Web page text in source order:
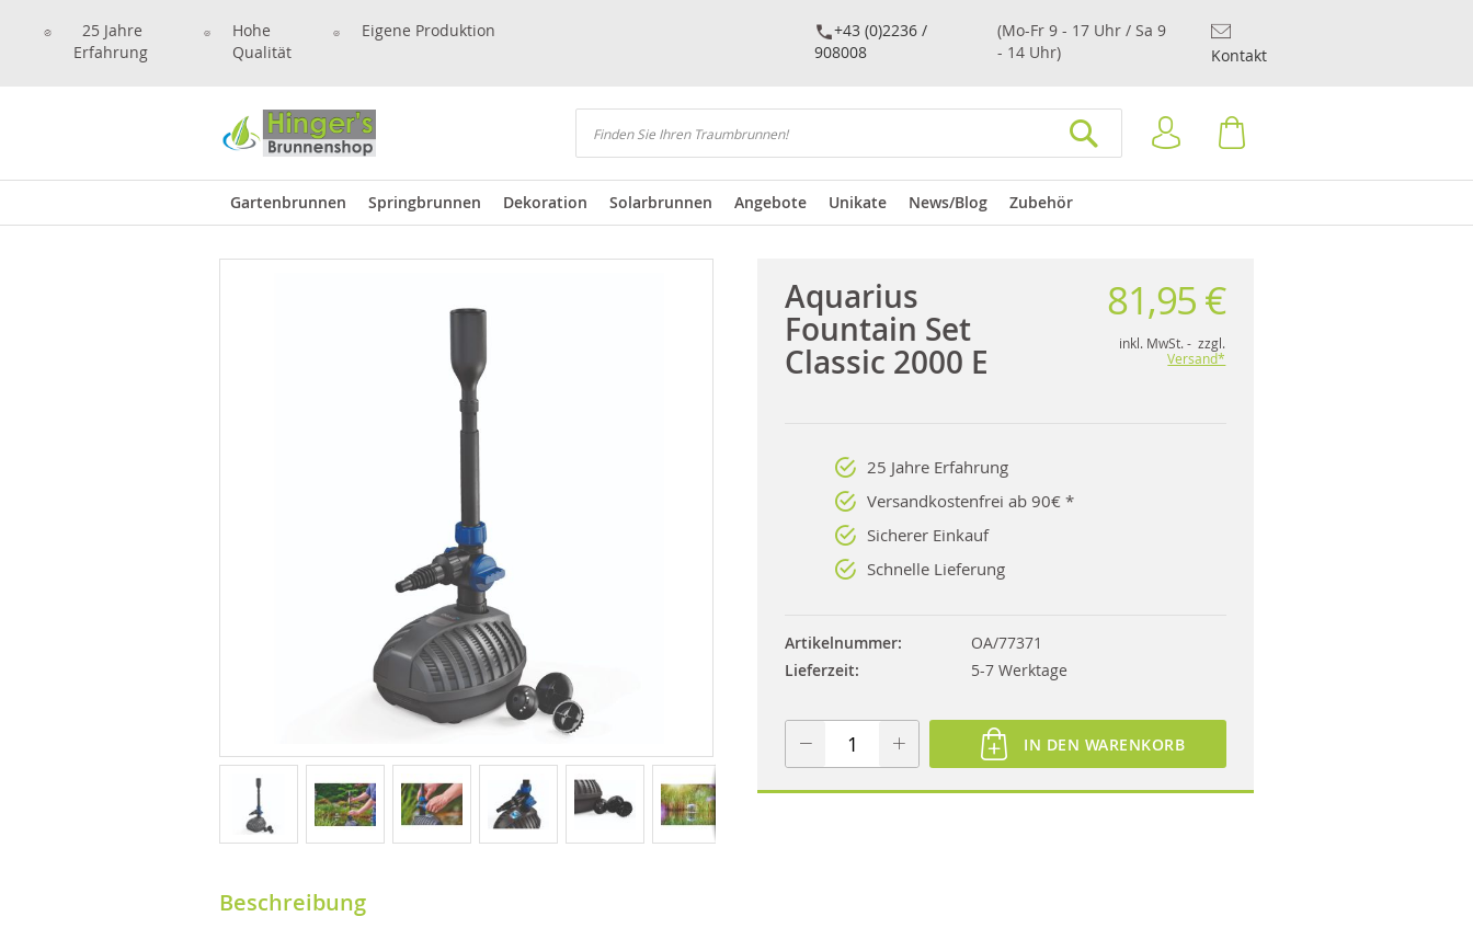
25 Jahre
Erfahrung
Hohe
Qualität
Eigene Produktion
+43 (0)2236 /
908008
(Mo-Fr 9 - 17 Uhr / Sa 9
- 14 Uhr)
Kontakt
Suchen
Anmelden
Gartenbrunnen Springbrunnen Dekoration Solarbrunnen Angebote Unikate News/Blog Zubehör
Aquarius
Fountain Set
Classic 2000 E
81,95 €
inkl. MwSt. - zzgl.
Versand*
25 Jahre Erfahrung
Versandkostenfrei ab 90€ *
Sicherer Einkauf
Schnelle Lieferung
Artikelnummer
OA/77371
Lieferzeit
5-7 Werktage
IN DEN WARENKORB
Beschreibung